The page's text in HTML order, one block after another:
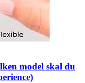
model skal du